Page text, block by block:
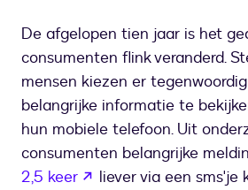
De afgelopen tien jaar is het
consumenten flink veranderd.
mensen kiezen er
belangrijke informatie te
hun mobiele telefoon. Uit
consumenten belangrijke
2,5 keer
wordt geopend in
liever via een sms'je